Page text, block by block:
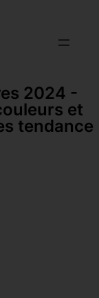
2024 -
et
tendance